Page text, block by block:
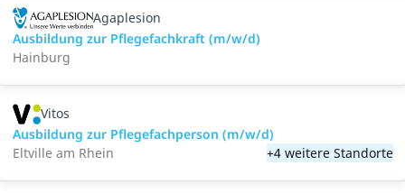
Agaplesion
Ausbildung zur Pflegefachkraft (m/w/d)
Hainburg
Vitos
Ausbildung zur Pflegefachperson (m/w/d)
Eltville am Rhein
+4 weitere Standorte